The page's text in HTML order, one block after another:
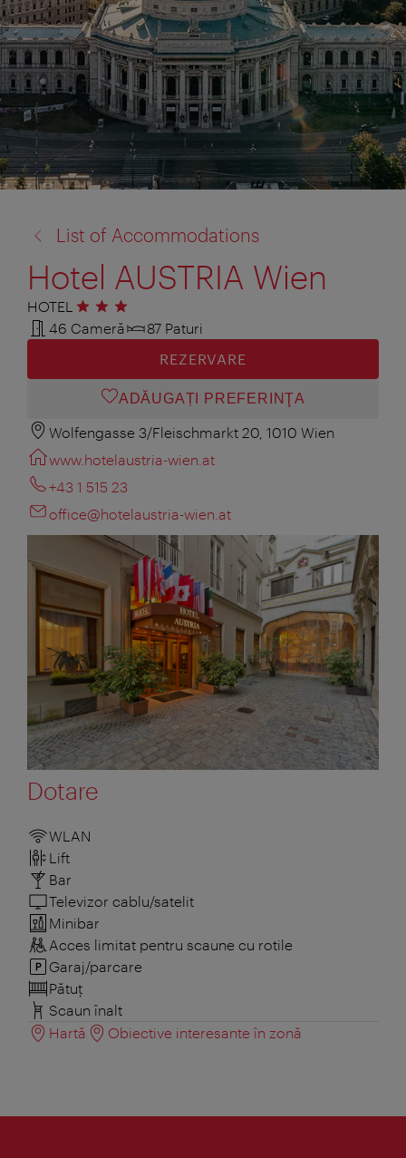
la:
List of Accommodations
Hotel AUSTRIA Wien
HOTEL 3 stele
46 Cameră
87 Paturi
REZERVARE
ADĂUGAȚI PREFERINŢA
Wolfengasse 3/Fleischmarkt 20, 1010 Wien
www.hotelaustria-wien.at
+43 1 515 23
office@hotelaustria-wien.at
Dotare
WLAN
Lift
Bar
Televizor cablu/satelit
Minibar
Acces limitat pentru scaune cu rotile
Garaj/parcare
Pătuţ
Scaun înalt
Hartă
Obiective interesante în zonă